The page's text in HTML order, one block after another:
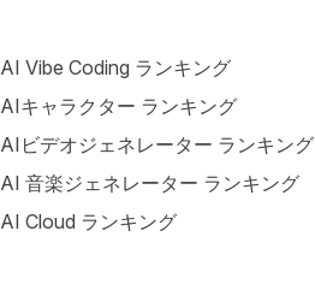
AI Vibe Coding ランキング
AIキャラクター ランキング
AIビデオジェネレーター ランキング
AI 音楽ジェネレーター ランキング
AI Cloud ランキング